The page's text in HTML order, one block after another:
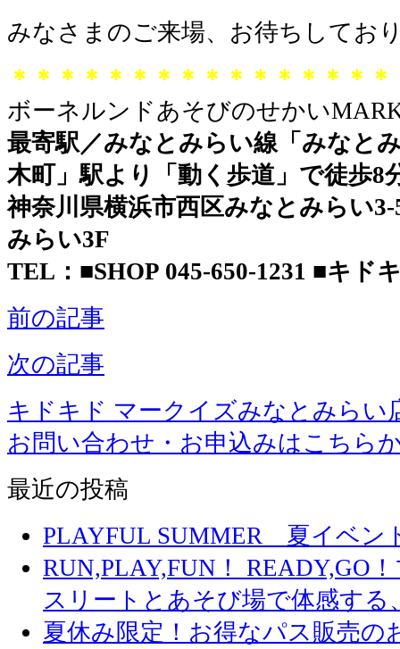
みなさまのご来場、お待ちしてお
＊＊＊＊＊＊＊＊＊＊＊＊＊＊＊
ボーネルンドあそびのせかい
最寄駅／みなとみらい線「みなと
木町」駅より「動く歩道」で徒歩8
神奈川県横浜市西区みなとみらい
みらい3F
TEL：■SHOP 045-650-1231 ■キド
前の記事
次の記事
キドキド マークイズみなとみらい
お問い合わせ・お申込みはこちら
最近の投稿
PLAYFUL SUMMER 夏イベ
RUN,PLAY,FUN！ READY,GO
スリートとあそび場で体感する
夏休み限定！お得なパス販売の